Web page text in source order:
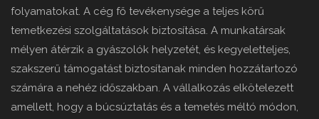
folyamatokat. A cég fő tevékenysége a teljes körű
temetkezési szolgáltatások biztosítása. A munkatársak
mélyen átérzik a gyászolók helyzetét, és kegyeletteljes,
szakszerű támogatást biztosítanak minden hozzátartozó
számára a nehéz időszakban. A vállalkozás elkötelezett
amellett, hogy a búcsúztatás és a temetés méltó módon,